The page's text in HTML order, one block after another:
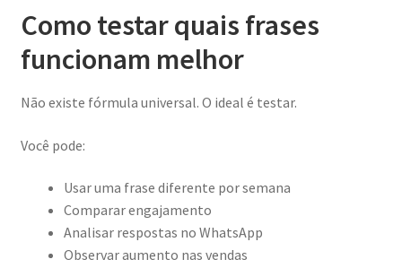
Como testar quais frases
funcionam melhor
Não existe fórmula universal. O ideal é testar.
Você pode:
Usar uma frase diferente por semana
Comparar engajamento
Analisar respostas no WhatsApp
Observar aumento nas vendas